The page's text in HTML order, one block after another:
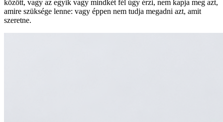
között, vagy az egyik vagy mindkét fél úgy érzi, nem kapja meg azt,
amire szüksége lenne: vagy éppen nem tudja megadni azt, amit
szeretne.